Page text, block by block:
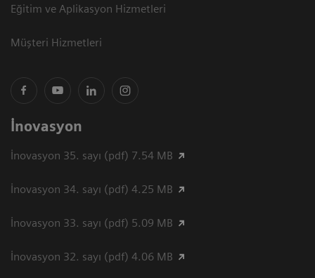
Eğitim ve Aplikasyon Hizmetleri
Müşteri Hizmetleri
İnovasyon
İnovasyon 35. sayı (pdf) 7.54 MB
İnovasyon 34. sayı (pdf) 4.25 MB
İnovasyon 33. sayı (pdf) 5.09 MB
İnovasyon 32. sayı (pdf) 4.06 MB